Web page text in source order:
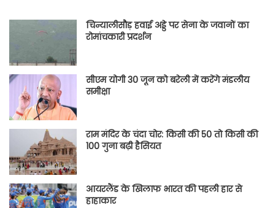
चिन्यालीसौड़ हवाई अड्डे पर सेना के जवानों का
रोमांचकारी प्रदर्शन
सीएम योगी 30 जून को बरेली में करेंगे मंडलीय
समीक्षा
राम मंदिर के चंदा चोर: किसी की 50 तो किसी की
100 गुना बढ़ी हैसियत
आयरलैंड के खिलाफ भारत की पहली हार से
हाहाकार